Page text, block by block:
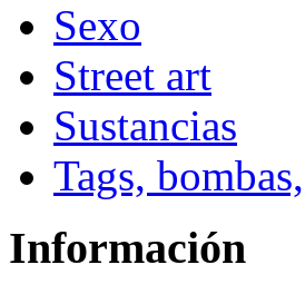
Sexo
Street art
Sustancias
Tags,
Información